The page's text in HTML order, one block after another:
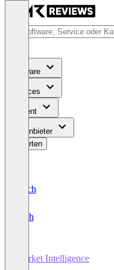
Software
Services
Content
Für Anbieter
Bewerten
Deutsch
English
Market Intelligence